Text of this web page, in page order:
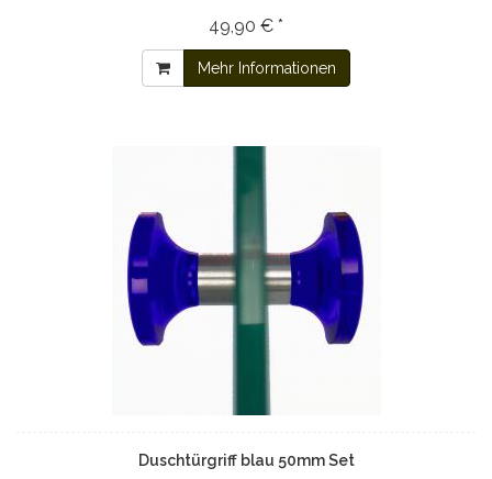
49,90 € *
Mehr Informationen
Duschtürgriff blau 50mm Set